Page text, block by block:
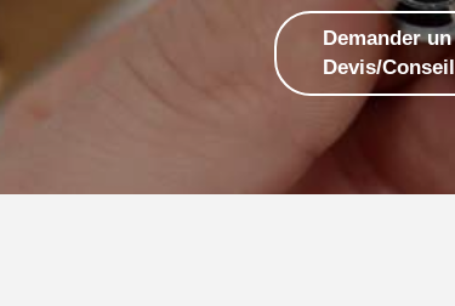
Demander un
Devis/Conseil